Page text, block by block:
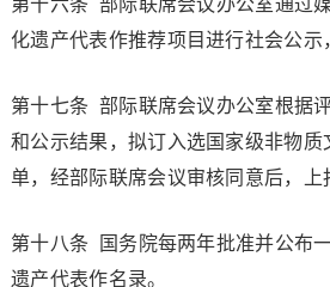
化遗产代表作推荐项目进行社会公示
第十七条 部际联席会议办公室根据
和公示结果，拟订入选国家级非物质
单，经部际联席会议审核同意后，上
第十八条 国务院每两年批准并公布
遗产代表作名录。